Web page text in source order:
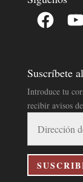
Facebook
Suscríbete
Introduce tu
recibir avisos
correo
electrónico